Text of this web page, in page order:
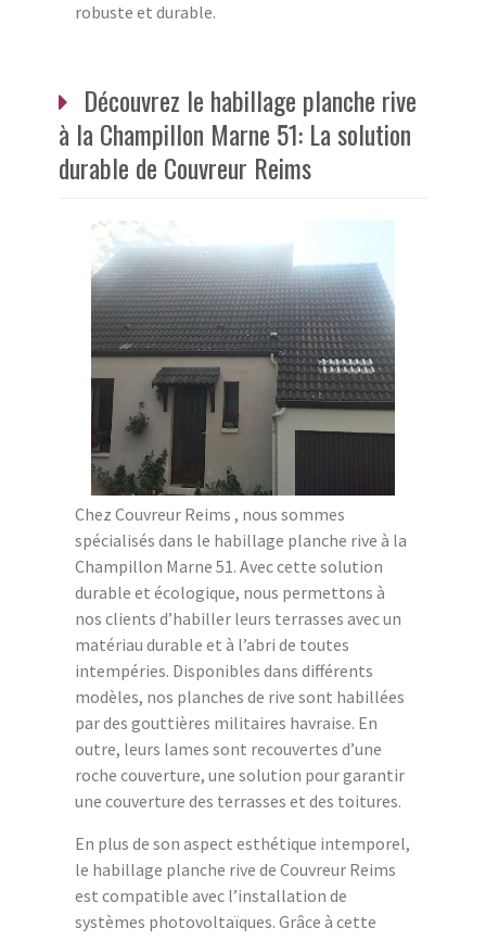
robuste et durable.
Découvrez le habillage planche rive
à la Champillon Marne 51: La solution
durable de Couvreur Reims
Chez Couvreur Reims , nous sommes
spécialisés dans le habillage planche rive à la
Champillon Marne 51. Avec cette solution
durable et écologique, nous permettons à
nos clients d’habiller leurs terrasses avec un
matériau durable et à l’abri de toutes
intempéries. Disponibles dans différents
modèles, nos planches de rive sont habillées
par des gouttières militaires havraise. En
outre, leurs lames sont recouvertes d’une
roche couverture, une solution pour garantir
une couverture des terrasses et des toitures.
En plus de son aspect esthétique intemporel,
le habillage planche rive de Couvreur Reims
est compatible avec l’installation de
systèmes photovoltaïques. Grâce à cette